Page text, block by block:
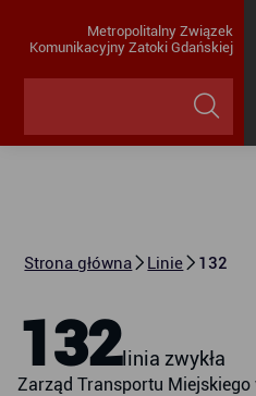
Metropolitalny Związek
Komunikacyjny Zatoki Gdańskiej
Strona główna Linie 132
132linia zwykła
Zarząd Transportu Miejskiego